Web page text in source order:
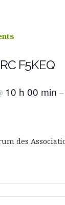
F5KEQ
10 h 00 min –
des